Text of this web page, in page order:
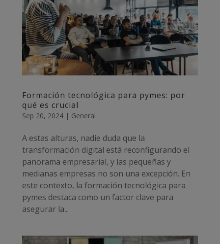
Formación tecnológica para pymes: por
qué es crucial
Sep 20, 2024| General
A estas alturas, nadie duda que la
transformación digital está reconfigurando el
panorama empresarial, y las pequeñas y
medianas empresas no son una excepción. En
este contexto, la formación tecnológica para
pymes destaca como un factor clave para
asegurar la...